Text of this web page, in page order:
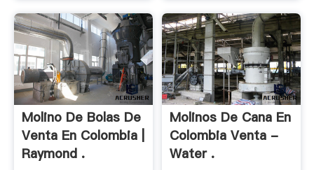
Molino De Bolas De
Venta En Colombia |
Raymond .
Molinos De Cana En
Colombia Venta -
Water .